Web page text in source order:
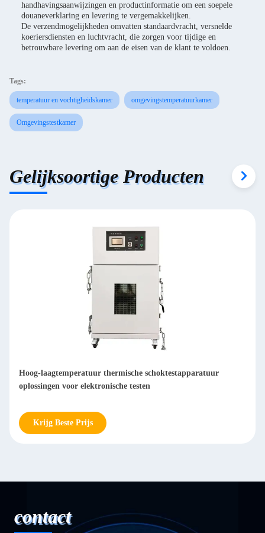
handhavingsaanwijzingen en productinformatie om een soepele
douaneverklaring en levering te vergemakkelijken.
De verzendmogelijkheden omvatten standaardvracht, versnelde
koeriersdiensten en luchtvracht, die zorgen voor tijdige en
betrouwbare levering om aan de eisen van de klant te voldoen.
Tags:
temperatuur en vochtigheidskamer omgevingstemperatuurkamer
Omgevingstestkamer
Gelijksoortige Producten
Hoog-laagtemperatuur thermische schoktestapparatuur
oplossingen voor elektronische testen
Krijg Beste Prijs
contact